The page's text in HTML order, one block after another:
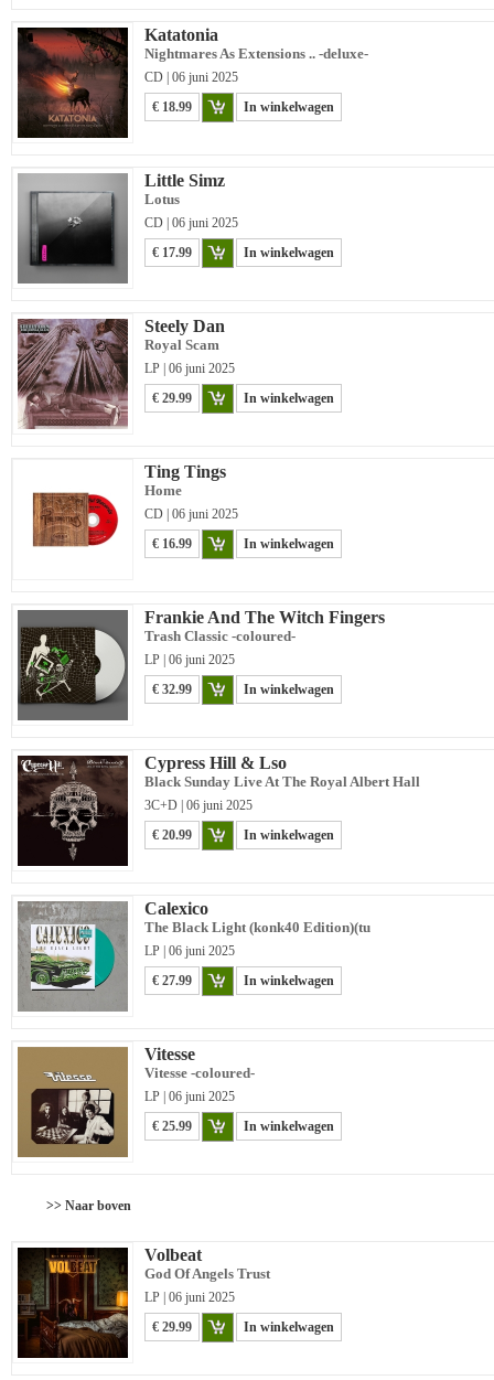
Katatonia
Nightmares As Extensions .. -deluxe-
CD | 06 juni 2025
€ 18.99
In winkelwagen
Little Simz
Lotus
CD | 06 juni 2025
€ 17.99
In winkelwagen
Steely Dan
Royal Scam
LP | 06 juni 2025
€ 29.99
In winkelwagen
Ting Tings
Home
CD | 06 juni 2025
€ 16.99
In winkelwagen
Frankie And The Witch Fingers
Trash Classic -coloured-
LP | 06 juni 2025
€ 32.99
In winkelwagen
Cypress Hill & Lso
Black Sunday Live At The Royal Albert Hall
3C+D | 06 juni 2025
€ 20.99
In winkelwagen
Calexico
The Black Light (konk40 Edition)(tu
LP | 06 juni 2025
€ 27.99
In winkelwagen
Vitesse
Vitesse -coloured-
LP | 06 juni 2025
€ 25.99
In winkelwagen
>> Naar boven
Volbeat
God Of Angels Trust
LP | 06 juni 2025
€ 29.99
In winkelwagen